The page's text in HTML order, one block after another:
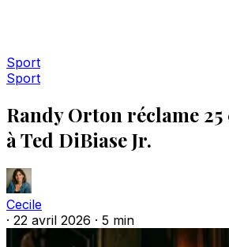
Sport
Sport
Randy Orton réclame
à Ted DiBiase Jr.
Cecile
· 22 avril 2026 · 5 min